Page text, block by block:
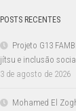
POSTS RECENTES
Projeto G13
jítsu e inclusão
3 de agosto de 2026
Mohamed El